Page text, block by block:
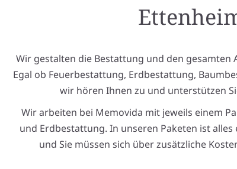
Wir gestalten die Bestattung und den gesamten
Egal ob Feuerbestattung, Erdbestattung,
wir hören Ihnen zu und unterstützen
Wir arbeiten bei Memovida mit jeweils einem
und Erdbestattung. In unseren Paketen ist
und Sie müssen sich über zusätzliche